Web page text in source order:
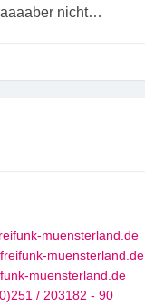
nicht…
muensterland.de
muensterland.de
muensterland.de
/ 203182 - 90